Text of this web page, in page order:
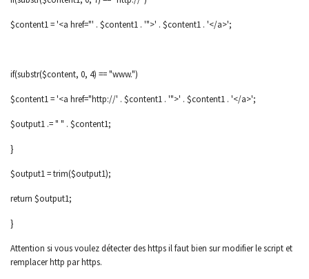
$content1 = '<a href="' . $content1 . '">' . $content1 . '</a>';
if(substr($content, 0, 4) == "www.")
$content1 = '<a href="http://' . $content1 . '">' . $content1 . '</a>';
$output1 .= " " . $content1;
}
$output1 = trim($output1);
return $output1;
}
Attention si vous voulez détecter des https il faut bien sur modifier le script et
remplacer http par https.